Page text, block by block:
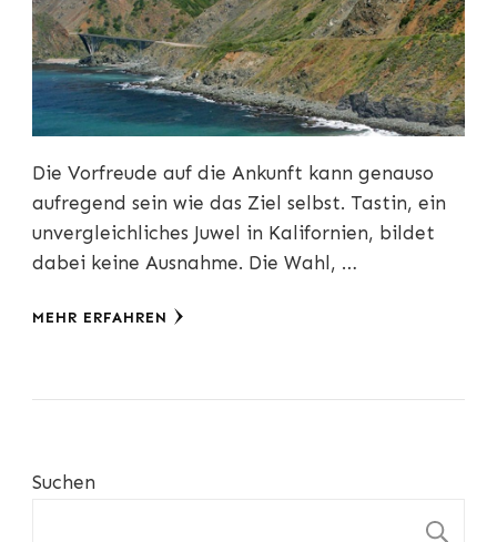
Die Vorfreude auf die Ankunft kann genauso
aufregend sein wie das Ziel selbst. Tastin, ein
unvergleichliches Juwel in Kalifornien, bildet
dabei keine Ausnahme. Die Wahl, …
MEHR ERFAHREN
Suchen